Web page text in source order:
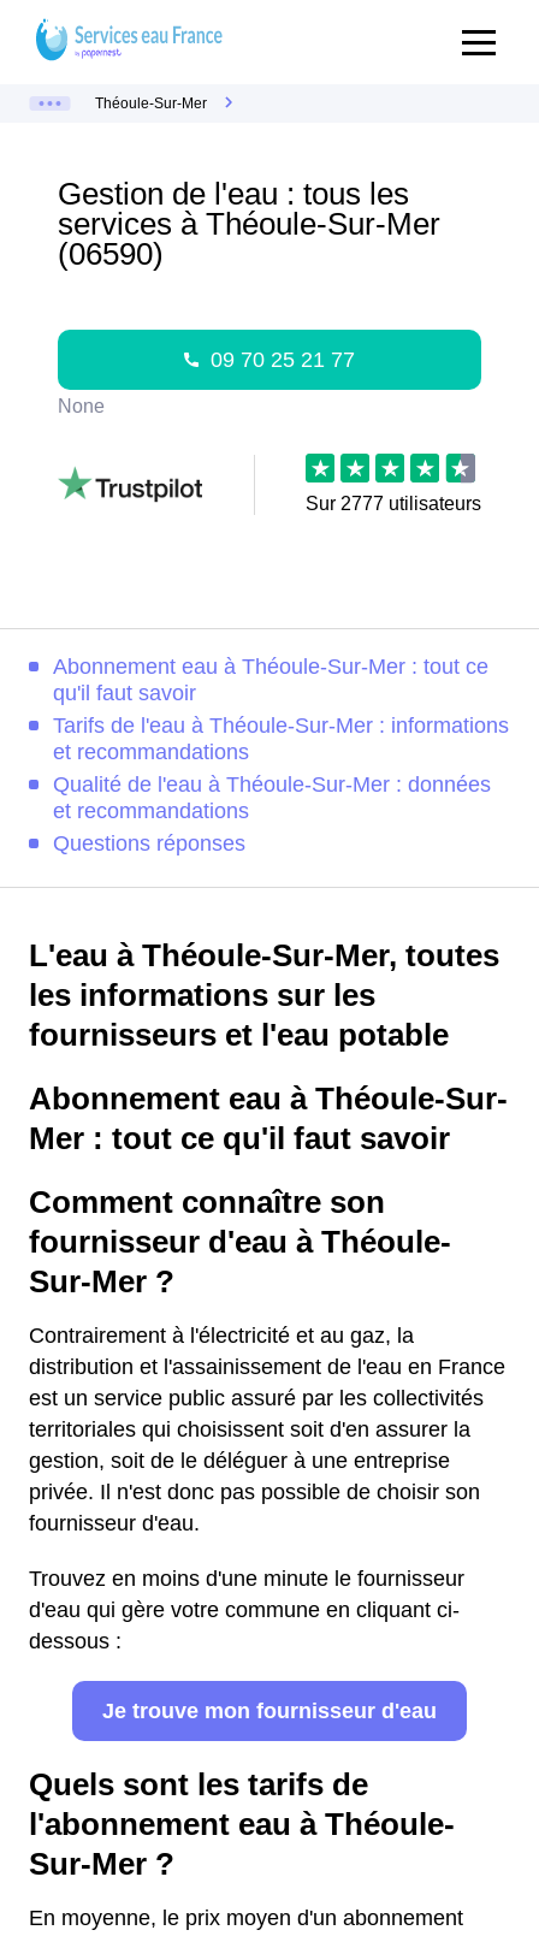
Théoule-Sur-Mer
Gestion de l'eau : tous les
services à Théoule-Sur-Mer
(06590)
09 70 25 21 77
None
Sur 2777 utilisateurs
Abonnement eau à Théoule-Sur-Mer : tout ce
qu'il faut savoir
Tarifs de l'eau à Théoule-Sur-Mer : informations
et recommandations
Qualité de l'eau à Théoule-Sur-Mer : données
et recommandations
Questions réponses
L'eau à Théoule-Sur-Mer, toutes
les informations sur les
fournisseurs et l'eau potable
Abonnement eau à Théoule-Sur-
Mer : tout ce qu'il faut savoir
Comment connaître son
fournisseur d'eau à Théoule-
Sur-Mer ?
Contrairement à l'électricité et au gaz, la
distribution et l'assainissement de l'eau en France
est un service public assuré par les collectivités
territoriales qui choisissent soit d'en assurer la
gestion, soit de le déléguer à une entreprise
privée. Il n'est donc pas possible de choisir son
fournisseur d'eau.
Trouvez en moins d'une minute le fournisseur
d'eau qui gère votre commune en cliquant ci-
dessous :
Je trouve mon fournisseur d'eau
Quels sont les tarifs de
l'abonnement eau à Théoule-
Sur-Mer ?
En moyenne, le prix moyen d'un abonnement